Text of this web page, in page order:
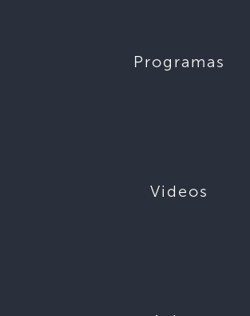
Programas
Videos